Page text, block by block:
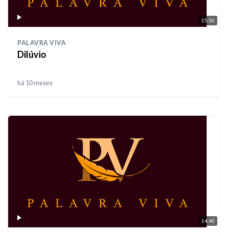
15:30
PALAVRA VIVA
Dilúvio
há 10 meses
14:40